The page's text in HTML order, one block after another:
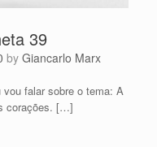
39
by Giancarlo Marx
falar sobre o tema: A
corações. […]